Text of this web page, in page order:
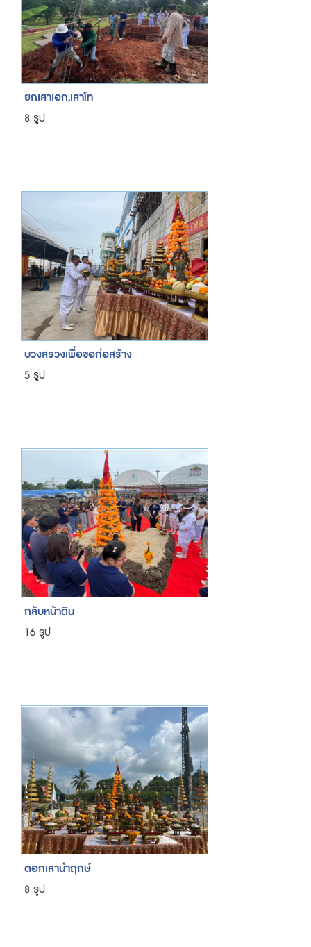
ยกเสาเอก,เสาโท
8 รูป
บวงสรวงเพื่อขอก่อสร้าง
5 รูป
กลับหน้าดิน
16 รูป
ตอกเสานำฤกษ์
8 รูป